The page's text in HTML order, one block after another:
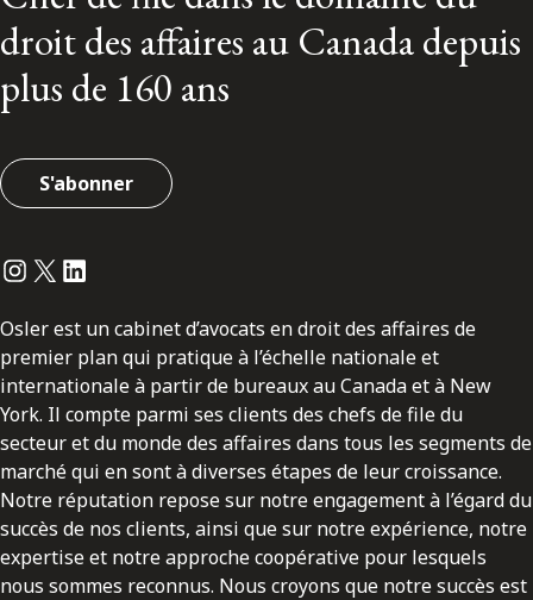
droit des affaires au Canada depuis
plus de 160 ans
S'abonner
Instagram
Twitter
LinkedIn
Osler est un cabinet d’avocats en droit des affaires de
premier plan qui pratique à l’échelle nationale et
internationale à partir de bureaux au Canada et à New
York. Il compte parmi ses clients des chefs de file du
secteur et du monde des affaires dans tous les segments de
marché qui en sont à diverses étapes de leur croissance.
Notre réputation repose sur notre engagement à l’égard du
succès de nos clients, ainsi que sur notre expérience, notre
expertise et notre approche coopérative pour lesquels
nous sommes reconnus. Nous croyons que notre succès est